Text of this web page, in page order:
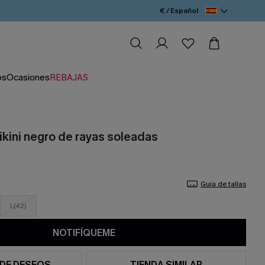
€ / Español
OcasionesREBAJAS
negro de rayas soleadas
Guía de tallas
L(42)
NOTIFÍQUEME